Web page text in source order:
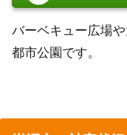
バーベキュー広場
都市公園です。